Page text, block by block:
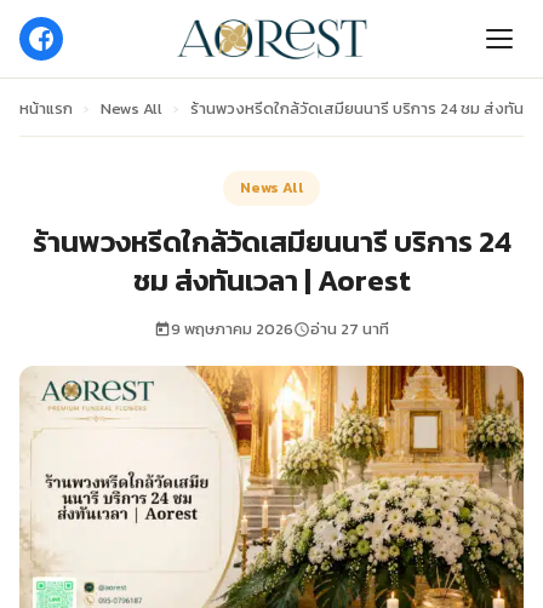
หน้าแรก › News All › ร้านพวงหรีดใกล้วัดเสมียนนารี บริการ 24 ชม ส่งทันเว
News All
ร้านพวงหรีดใกล้วัดเสมียนนารี บริการ 24
ชม ส่งทันเวลา | Aorest
9 พฤษภาคม 2026 อ่าน 27 นาที